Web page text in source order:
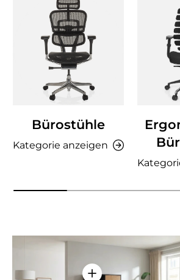
Bürostühle
Kategorie anzeigen
Einzelheiten